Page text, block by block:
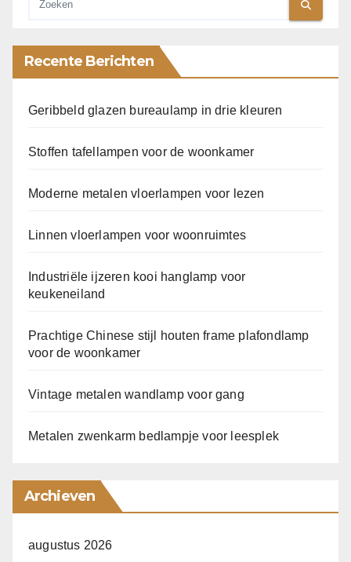
Recente Berichten
Geribbeld glazen bureaulamp in drie kleuren
Stoffen tafellampen voor de woonkamer
Moderne metalen vloerlampen voor lezen
Linnen vloerlampen voor woonruimtes
Industriële ijzeren kooi hanglamp voor
keukeneiland
Prachtige Chinese stijl houten frame plafondlamp
voor de woonkamer
Vintage metalen wandlamp voor gang
Metalen zwenkarm bedlampje voor leesplek
Archieven
augustus 2026